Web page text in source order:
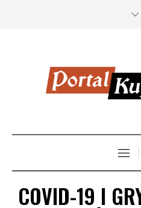
COVID-19 I